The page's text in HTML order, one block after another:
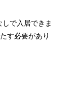
で入居できま
す必要があり